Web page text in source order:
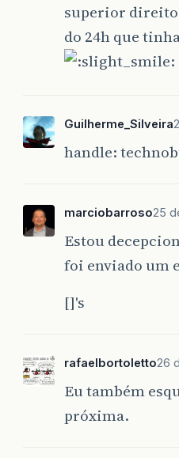
superior direito
do 24h que
Guilherme_Silveira
handle:
marciobarroso25
Estou
foi enviado um
[]'s
rafaelbortoletto26
Eu também
próxima.